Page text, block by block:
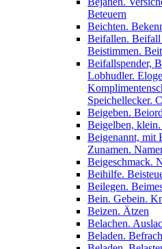
Beteuern
Beichten.
Beifallen.
Beistimmen.
Beifallspender,
Lobhudler.
Speichellecker.
Beigeben.
Beigelben,
Beigenannt, mit
Zunamen.
Beigeschmack.
Beihilfe.
Beilegen.
Bein. Gebein.
Beizen. Ätzen
Belachen.
Beladen.